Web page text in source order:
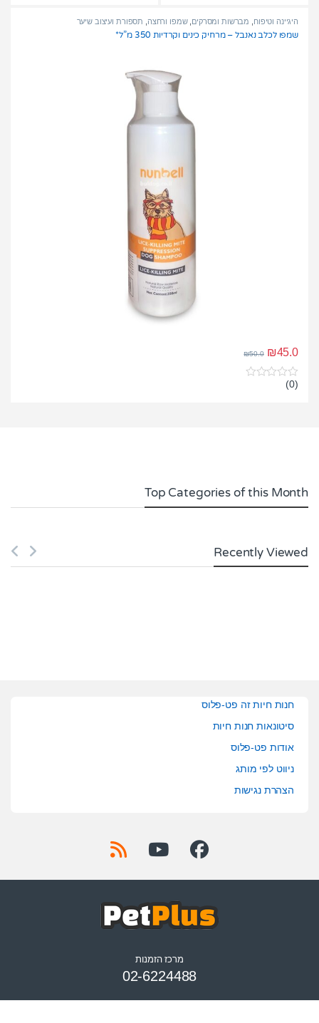
t
f
o
f
היגיינה וטיפוח מברשות ומסרקים ,שמפו ורחצה תספורת ועיצוב שיער
שמפו לכלב נאנבל – מרחיק כינים וקרדיות 350 מ”ל*
₪45.0
₪50.0
0(0)
Top Categories of this Month
Recently Viewed
חנות חיות זה פט-פלוס
סיטונאות חנות חיות
אודות פט-פלוס
ניווט לפי מותג
הצהרת נגישות
מרכז הזמנות
02-6224488